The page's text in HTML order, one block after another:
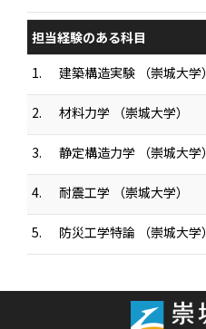
担当経験のある科目
1.
建築構造実験 （崇城大学）
2. 材料力学 （崇城大学）
3. 静定構造力学 （崇城大学）
4. 耐震工学 （崇城大学）
5. 防災工学特論 （崇城大学）